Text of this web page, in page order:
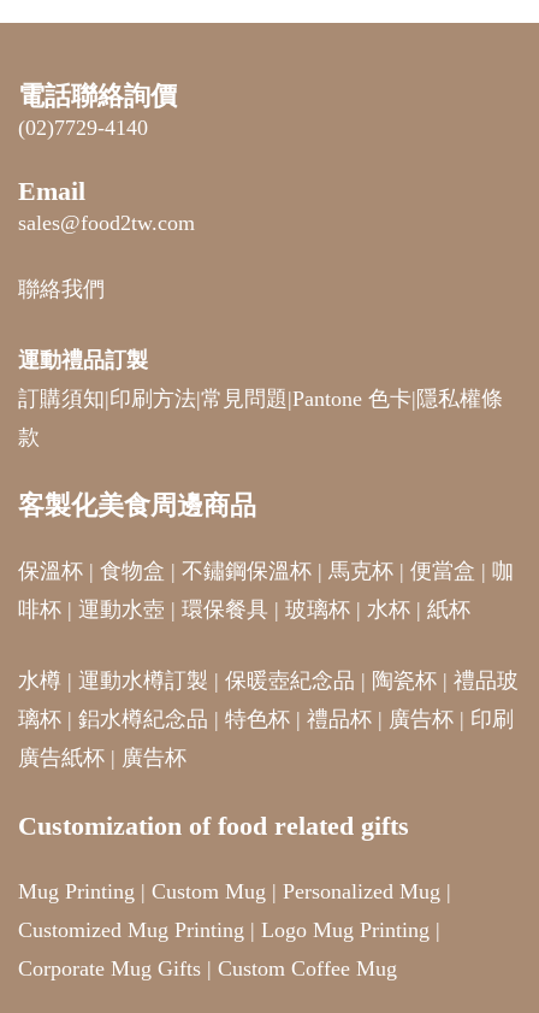
電話聯絡詢價
(02)7729-4140
Email
sales@food2tw.com
聯絡我們
運動禮品訂製
訂購須知|印刷方法|常見問題|Pantone 色卡| 隱私權條
款
客製化美食周邊商品
保溫杯 | 食物盒 | 不鏽鋼保溫杯 | 馬克杯 | 便當盒 | 咖
啡杯 | 運動水壺 | 環保餐具 | 玻璃杯 | 水杯 | 紙杯
水樽 | 運動水樽訂製 | 保暖壺紀念品 | 陶瓷杯 | 禮品玻
璃杯 | 鋁水樽紀念品 | 特色杯 | 禮品杯 | 廣告杯 | 印刷
廣告紙杯 | 廣告杯
Customization of food related gifts
Mug Printing | Custom Mug | Personalized Mug |
Customized Mug Printing | Logo Mug Printing |
Corporate Mug Gifts | Custom Coffee Mug